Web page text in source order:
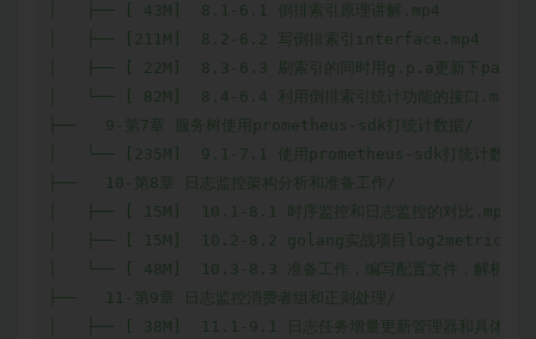
│   ├── [ 43M]  8.1-6.1 倒排索引原理讲解.mp4
│   ├── [211M]  8.2-6.2 写倒排索引interface.mp4
│   ├── [ 22M]  8.3-6.3 刷索引的同时用g.p.a更新下path表
│   └── [ 82M]  8.4-6.4 利用倒排索引统计功能的接口.mp4
├──   9-第7章 服务树使用prometheus-sdk打统计数据/
│   └── [235M]  9.1-7.1 使用prometheus-sdk打统计数据
├──   10-第8章 日志监控架构分析和准备工作/
│   ├── [ 15M]  10.1-8.1 时序监控和日志监控的对比.mp4
│   ├── [ 15M]  10.2-8.2 golang实战项目log2metrics架
│   └── [ 48M]  10.3-8.3 准备工作，编写配置文件，解析配
├──   11-第9章 日志监控消费者组和正则处理/
│   ├── [ 38M]  11.1-9.1 日志任务增量更新管理器和具体的